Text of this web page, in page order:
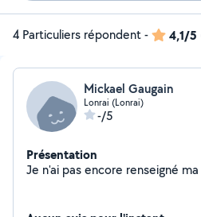
4 Particuliers répondent- 4,1/5
Mickael Gaugain
Lonrai (Lonrai)
-/5
Présentation